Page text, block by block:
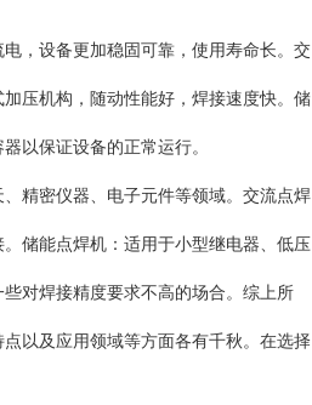
，设备更加稳固可靠，使用寿命长。交
压机构，随动性能好，焊接速度快。储
以保证设备的正常运行。
精密仪器、电子元件等领域。交流点焊
储能点焊机：适用于小型继电器、低压
对焊接精度要求不高的场合。综上所
以及应用领域等方面各有千秋。在选择